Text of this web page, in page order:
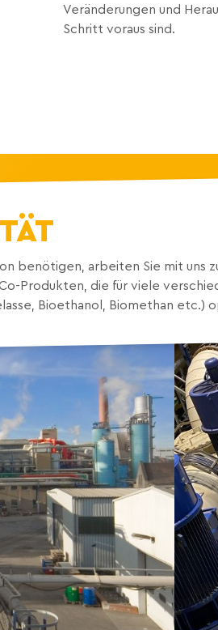
Veränderungen und
Schritt voraus sind.
benötigen, arbeiten Sie mit uns
Produkten, die für viele
Bioethanol, Biomethan etc.)